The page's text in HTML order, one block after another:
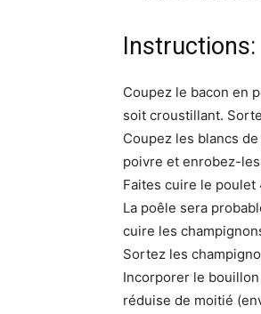
Instructions:
Coupez le bacon en
soit croustillant.
Coupez les blancs
poivre et enrobez-
Faites cuire le poulet
La poêle sera
cuire les
Sortez les
Incorporer le
réduise de moitié